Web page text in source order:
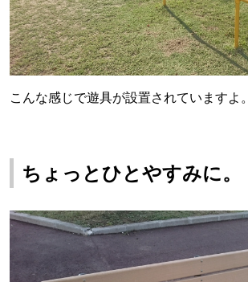
こんな感じで遊具が設置されていますよ。
ちょっとひとやすみに。